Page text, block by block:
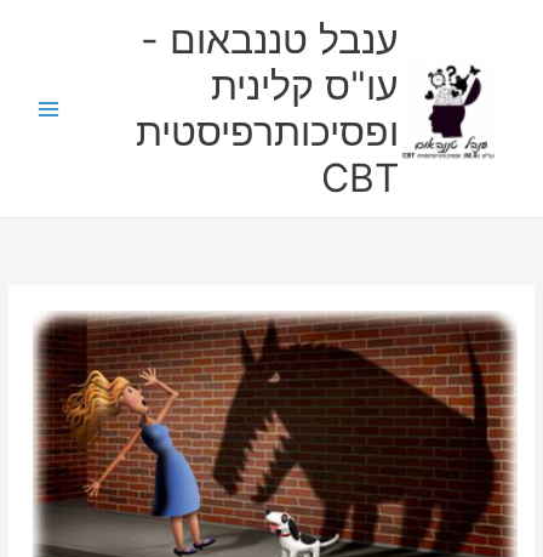
ענבל טננבאום -
עו"ס קלינית
ופסיכותרפיסטית
CBT